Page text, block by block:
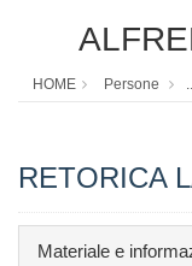
HOME Persone
RETORICA
Materiale e